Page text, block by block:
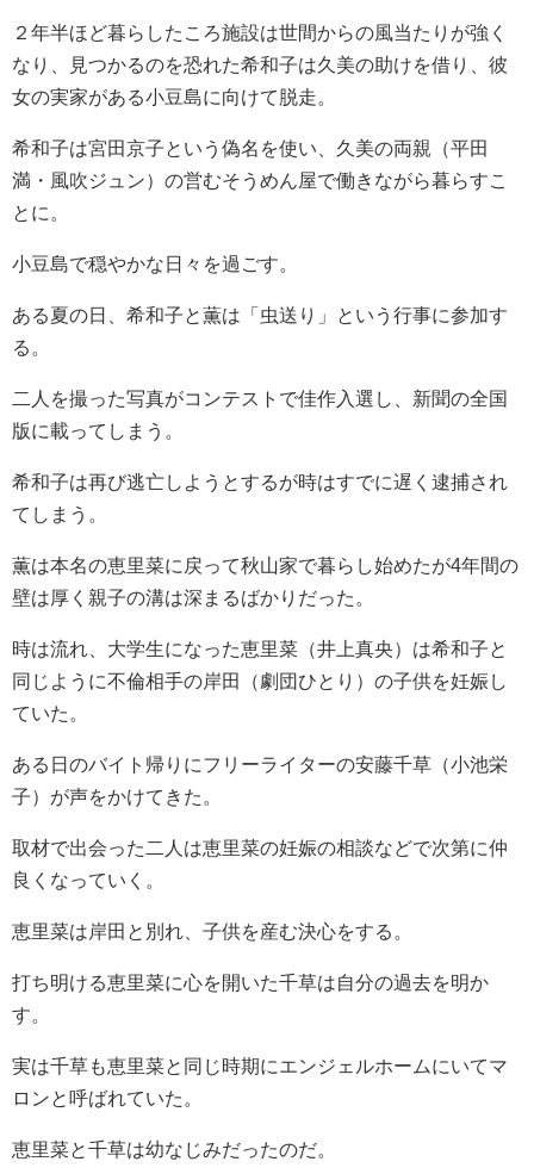
２年半ほど暮らしたころ施設は世間からの風当たりが強く
なり、見つかるのを恐れた希和子は久美の助けを借り、彼
女の実家がある小豆島に向けて脱走。
希和子は宮田京子という偽名を使い、久美の両親（平田
満・風吹ジュン）の営むそうめん屋で働きながら暮らすこ
とに。
小豆島で穏やかな日々を過ごす。
ある夏の日、希和子と薫は「虫送り」という行事に参加す
る。
二人を撮った写真がコンテストで佳作入選し、新聞の全国
版に載ってしまう。
希和子は再び逃亡しようとするが時はすでに遅く逮捕され
てしまう。
薫は本名の恵里菜に戻って秋山家で暮らし始めたが4年間の
壁は厚く親子の溝は深まるばかりだった。
時は流れ、大学生になった恵里菜（井上真央）は希和子と
同じように不倫相手の岸田（劇団ひとり）の子供を妊娠し
ていた。
ある日のバイト帰りにフリーライターの安藤千草（小池栄
子）が声をかけてきた。
取材で出会った二人は恵里菜の妊娠の相談などで次第に仲
良くなっていく。
恵里菜は岸田と別れ、子供を産む決心をする。
打ち明ける恵里菜に心を開いた千草は自分の過去を明か
す。
実は千草も恵里菜と同じ時期にエンジェルホームにいてマ
ロンと呼ばれていた。
恵里菜と千草は幼なじみだったのだ。